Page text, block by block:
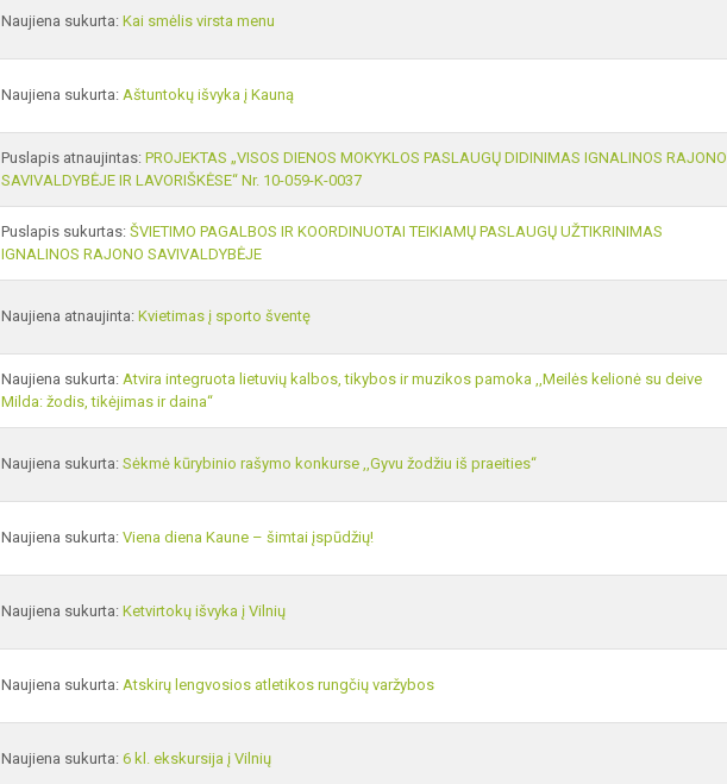
Naujiena sukurta: Kai smėlis virsta menu
Naujiena sukurta: Aštuntokų išvyka į Kauną
Puslapis atnaujintas: PROJEKTAS „VISOS DIENOS MOKYKLOS PASLAUGŲ DIDINIMAS IGNALINOS RAJONO
SAVIVALDYBĖJE IR LAVORIŠKĖSE“ Nr. 10-059-K-0037
Puslapis sukurtas: ŠVIETIMO PAGALBOS IR KOORDINUOTAI TEIKIAMŲ PASLAUGŲ UŽTIKRINIMAS
IGNALINOS RAJONO SAVIVALDYBĖJE
Naujiena atnaujinta: Kvietimas į sporto šventę
Naujiena sukurta: Atvira integruota lietuvių kalbos, tikybos ir muzikos pamoka ,,Meilės kelionė su deive
Milda: žodis, tikėjimas ir daina“
Naujiena sukurta: Sėkmė kūrybinio rašymo konkurse ,,Gyvu žodžiu iš praeities“
Naujiena sukurta: Viena diena Kaune – šimtai įspūdžių!
Naujiena sukurta: Ketvirtokų išvyka į Vilnių
Naujiena sukurta: Atskirų lengvosios atletikos rungčių varžybos
Naujiena sukurta: 6 kl. ekskursija į Vilnių